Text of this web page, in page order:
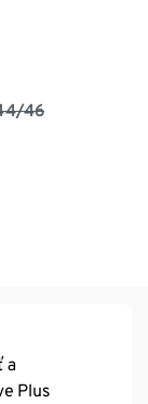
46
a
Plus